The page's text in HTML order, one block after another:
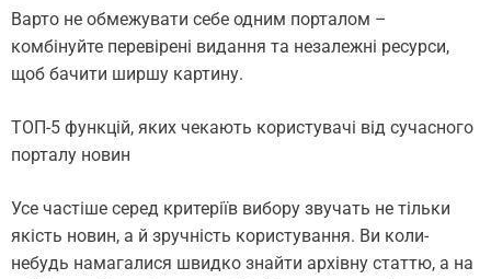
Варто не обмежувати себе одним порталом –
комбінуйте перевірені видання та незалежні ресурси,
щоб бачити ширшу картину.
ТОП-5 функцій, яких чекають користувачі від сучасного
порталу новин
Усе частіше серед критеріїв вибору звучать не тільки
якість новин, а й зручність користування. Ви коли-
небудь намагалися швидко знайти архівну статтю, а на